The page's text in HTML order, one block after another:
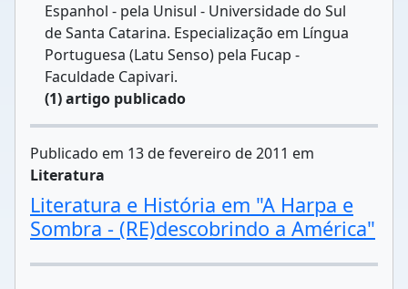
Espanhol - pela Unisul - Universidade do Sul
de Santa Catarina. Especialização em Língua
Portuguesa (Latu Senso) pela Fucap -
Faculdade Capivari.
(1) artigo publicado
Publicado em 13 de fevereiro de 2011 em
Literatura
Literatura e História em "A Harpa e
Sombra - (RE)descobrindo a América"